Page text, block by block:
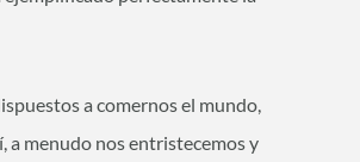
a comernos el mundo,
a menudo nos entristecemos y